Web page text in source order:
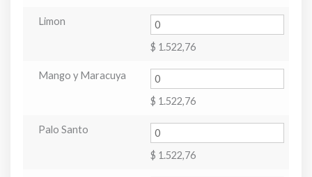
Limon
$ 1.522,76
Mango y Maracuya
$ 1.522,76
Palo Santo
$ 1.522,76